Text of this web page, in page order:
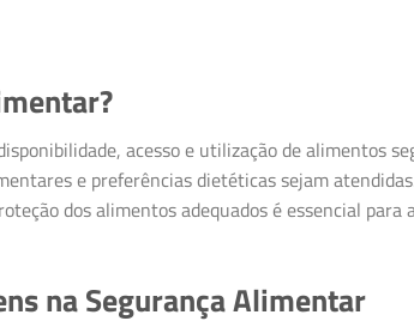
acesso e utilização de alimentos
e preferências dietéticas sejam
dos alimentos adequados é essencial para
na Segurança Alimentar